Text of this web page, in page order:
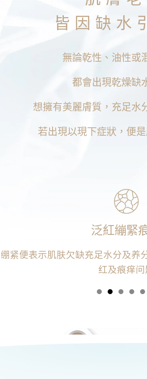
皆因缺水
無論乾性、油性或
都會出現乾燥缺
想擁有美麗膚質，充足水
若出現以現下症狀，便
皮屑
感觉绷紧、刺痛、缺乏光泽，甚
保护功能